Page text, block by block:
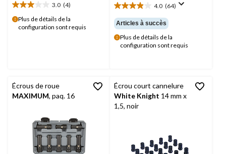
3.0 (4)
3.0
étoile(s)
sur
Plus de détails de la
configuration sont requis
4.0 (64)
4.0
étoile(s)
sur
5.
64
Articles à succès
Plus de détails de la
configuration sont requis
Écrous de roue
MAXIMUM, paq. 16
Écrou court cannelure
White Knight 14 mm x
1,5, noir